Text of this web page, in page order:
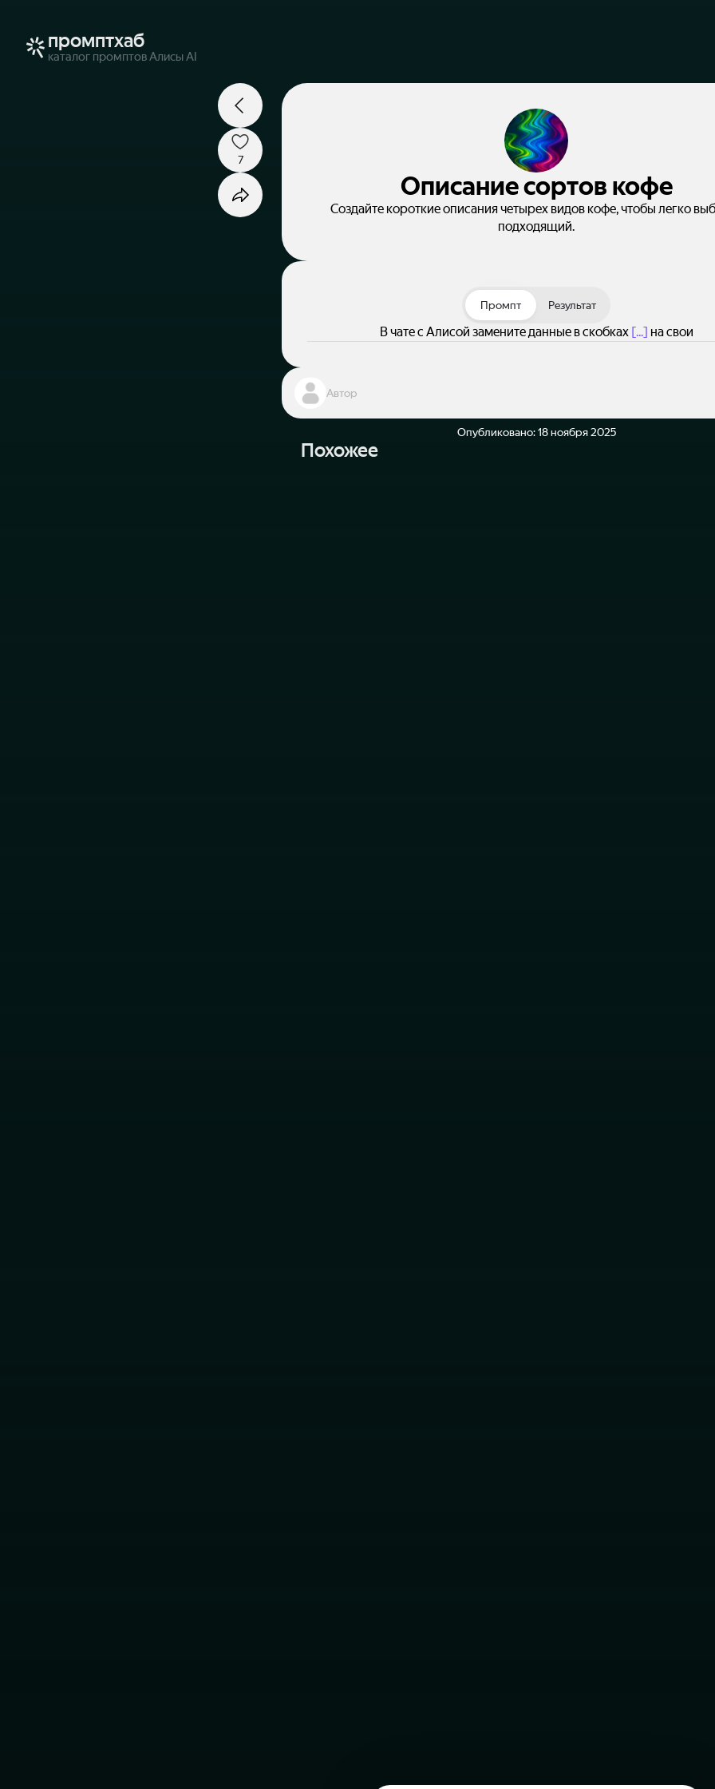
промптхаб
каталог промптов Алисы AI
Описание сортов кофе
Создайте короткие описания четырех видов кофе, чтобы легко
подходящий.
7
Промпт Результат
В чате с Алисой замените данные в скобках [...] на свои
Автор
Опубликовано:18 ноября 2025
Похожее